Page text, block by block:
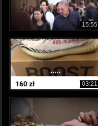
15:55
03:21